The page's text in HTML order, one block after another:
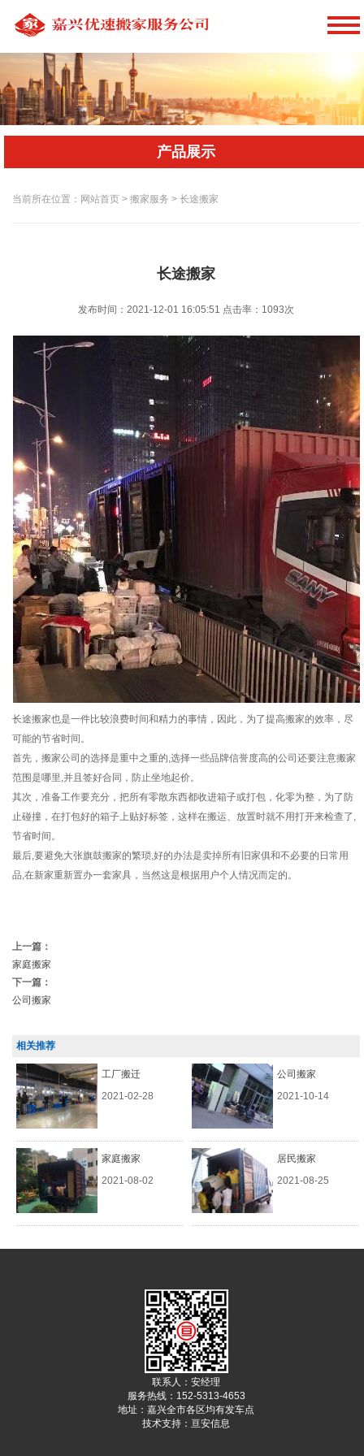
产品展示
当前所在位置：网站首页 > 搬家服务 > 长途搬家
长途搬家
发布时间：2021-12-01 16:05:51 点击率： 1093次
长途搬家也是一件比较浪费时间和精力的事情，因此，为了提高搬家的效率，尽
可能的节省时间。
首先，搬家公司的选择是重中之重的,选择一些品牌信誉度高的公司还要注意搬家
范围是哪里,并且签好合同，防止坐地起价。
其次，准备工作要充分，把所有零散东西都收进箱子或打包，化零为整，为了防
止碰撞，在打包好的箱子上贴好标签，这样在搬运、放置时就不用打开来检查了,
节省时间。
最后,要避免大张旗鼓搬家的繁琐,好的办法是卖掉所有旧家俱和不必要的日常用
品,在新家重新置办一套家具，当然这是根据用户个人情况而定的。
上一篇：
家庭搬家
下一篇：
公司搬家
相关推荐
工厂搬迁
2021-02-28
公司搬家
2021-10-14
家庭搬家
2021-08-02
居民搬家
2021-08-25
联系人：安经理
服务热线：152-5313-4653
地址：嘉兴全市各区均有发车点
技术支持： 亘安信息